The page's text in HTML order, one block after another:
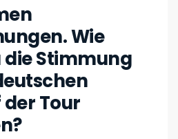
Wie
Stimmung
Tour